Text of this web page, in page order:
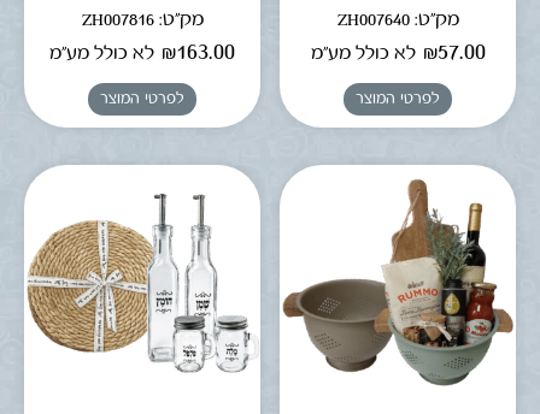
מק"ט: ZH007640
₪57.00 לא כולל מע"מ
לפרטי המוצר
מק"ט: ZH007816
₪163.00 לא כולל מע"מ
לפרטי המוצר